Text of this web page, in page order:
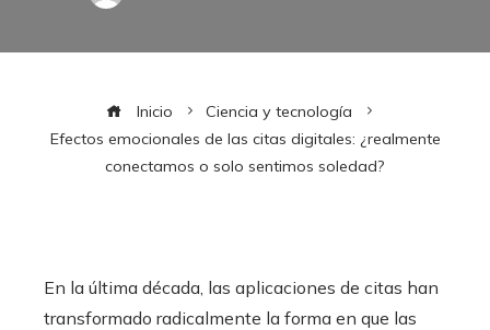
Inicio
Ciencia y tecnología
Efectos emocionales de las citas digitales: ¿realmente
conectamos o solo sentimos soledad?
En la última década, las aplicaciones de citas han
transformado radicalmente la forma en que las